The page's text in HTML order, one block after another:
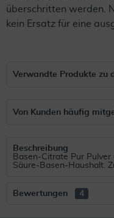
überschritten werden.
kein Ersatz für eine
Verwandte Produkte zu
Von Kunden häufig
Beschreibung
Basen-Citrate Pur
Säure-Basen-Haushalt.
Bewertungen 4